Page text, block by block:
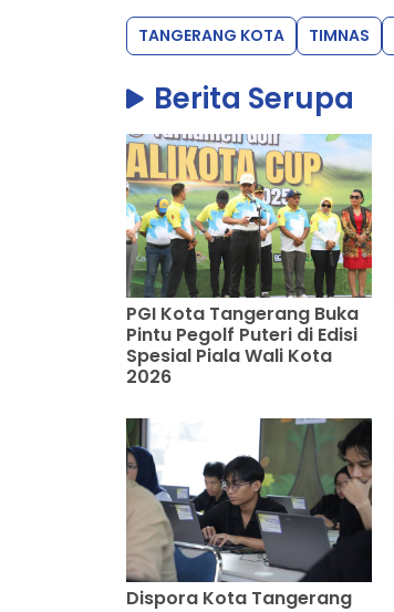
TANGERANG KOTA TIMNAS
Berita Serupa
PGI Kota Tangerang Buka
Pintu Pegolf Puteri di Edisi
Spesial Piala Wali Kota
2026
Dispora Kota Tangerang